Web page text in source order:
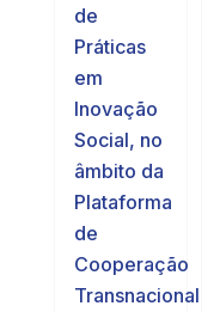
de
Práticas
em
Inovação
Social, no
âmbito da
Plataforma
de
Cooperação
Transnacional